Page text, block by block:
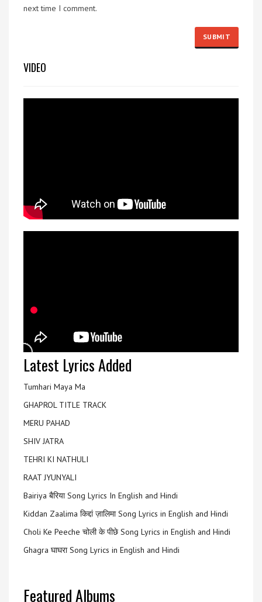
next time I comment.
VIDEO
Latest Lyrics Added
Tumhari Maya Ma
GHAPROL TITLE TRACK
MERU PAHAD
SHIV JATRA
TEHRI KI NATHULI
RAAT JYUNYALI
Bairiya बैरिया Song Lyrics In English and Hindi
Kiddan Zaalima किद्दां ज़ालिमा Song Lyrics in English and Hindi
Choli Ke Peeche चोली के पीछे Song Lyrics in English and Hindi
Ghagra घाघरा Song Lyrics in English and Hindi
Featured Albums